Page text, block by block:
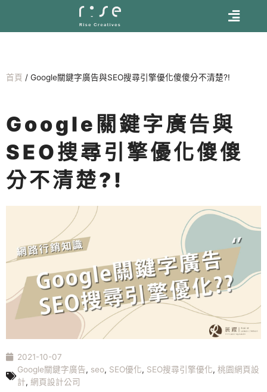
首頁 / Google關鍵字廣告與SEO搜尋引擎優化傻傻分不清楚?!
Google關鍵字廣告與
SEO搜尋引擎優化傻傻
分不清楚?!
2021-10-07
Google關鍵字廣告, seo, SEO優化, SEO搜尋引擎優化, 桃園網頁設
計, 網頁設計公司